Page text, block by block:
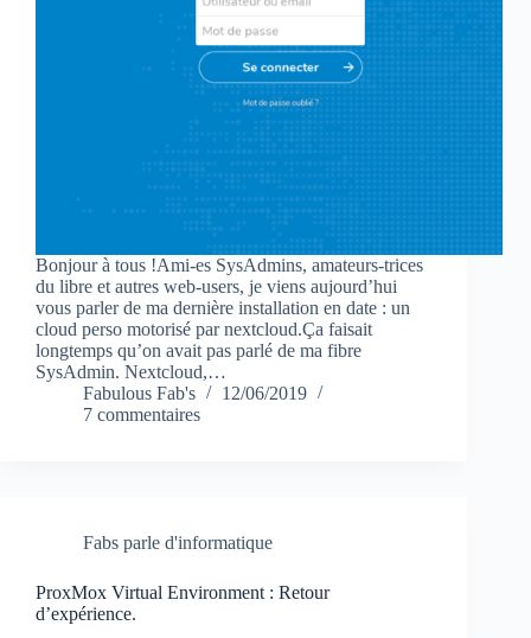
Bonjour à tous !Ami-es SysAdmins, amateurs-trices
du libre et autres web-users, je viens aujourd’hui
vous parler de ma dernière installation en date : un
cloud perso motorisé par nextcloud.Ça faisait
longtemps qu’on avait pas parlé de ma fibre
SysAdmin. Nextcloud,…
Fabulous Fab's
12/06/2019
7 commentaires
Fabs parle d'informatique
ProxMox Virtual Environment : Retour
d’expérience.